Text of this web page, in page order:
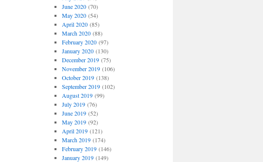
June 2020(70)
May 2020(54)
April 2020(85)
March 2020(88)
February 2020(97)
January 2020(130)
December 2019(75)
November 2019(106)
October 2019(138)
September 2019(102)
August 2019(99)
July 2019(76)
June 2019(52)
May 2019(92)
April 2019(121)
March 2019(174)
February 2019(146)
January 2019(149)